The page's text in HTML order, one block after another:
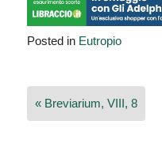
Posted in Eutropio
Navigazione
articoli
« Breviarium, VIII, 8